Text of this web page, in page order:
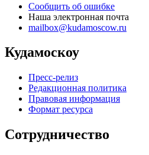
Сообщить об ошибке
Наша электронная почта
mailbox@kudamoscow.ru
Кудамоскоу
Пресс-релиз
Редакционная политика
Правовая информация
Формат ресурса
Сотрудничество